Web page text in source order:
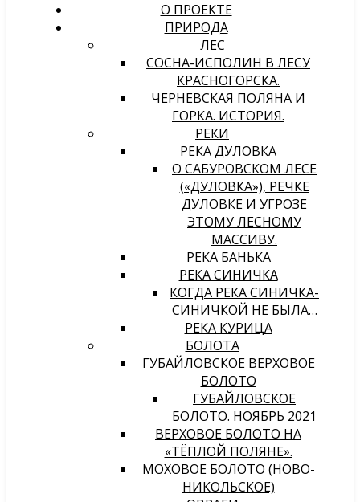
О ПРОЕКТЕ
ПРИРОДА
ЛЕС
СОСНА-ИСПОЛИН В ЛЕСУ
КРАСНОГОРСКА.
ЧЕРНЕВСКАЯ ПОЛЯНА И
ГОРКА. ИСТОРИЯ.
РЕКИ
РЕКА ДУЛОВКА
О САБУРОВСКОМ ЛЕСЕ
(«ДУЛОВКА»), РЕЧКЕ
ДУЛОВКЕ И УГРОЗЕ
ЭТОМУ ЛЕСНОМУ
МАССИВУ.
РЕКА БАНЬКА
РЕКА СИНИЧКА
КОГДА РЕКА СИНИЧКА-
СИНИЧКОЙ НЕ БЫЛА…
РЕКА КУРИЦА
БОЛОТА
ГУБАЙЛОВСКОЕ ВЕРХОВОЕ
БОЛОТО
ГУБАЙЛОВСКОЕ
БОЛОТО. НОЯБРЬ 2021
ВЕРХОВОЕ БОЛОТО НА
«ТЁПЛОЙ ПОЛЯНЕ».
МОХОВОЕ БОЛОТО (НОВО-
НИКОЛЬСКОЕ)